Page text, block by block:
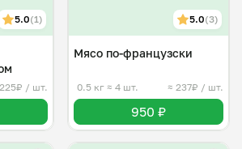
5.0(1)
/ шт.
5.0(3)
Мясо по-французски
0.5 кг ≈ 4 шт. ≈ 237₽ / шт.
950 ₽